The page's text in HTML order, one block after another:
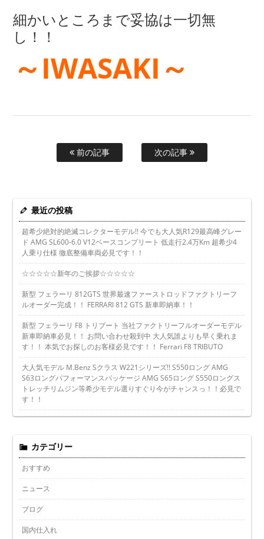
細かいところまで妥協は一切無
し！！
～IWASAKI～
前の記事 次の記事
最近の投稿
超希少絶対的絶滅コレクターモデル!! 今でも大人気R129最高峰グレー
ド AMG SL600-6.0 V12ベースコンプリート 低走行2.4万Km 超希少4
人乗り仕様 徹底整備車両必見です！！
☆☆☆☆☆新年のご挨拶☆☆☆☆☆
新型 フェラーリ 812GTS 世界最速ファーストロッドファクトリーフ
ルオーダー完成！！ FERRARI 812 GTS 新車即納車！！
新型 フェラーリ F8 トリブート 当社ファクトリーフルオーダーモデル
新車即納車必見！！ お問い合わせ殺到中 大人気誰よりも早く乗れま
す！！ 本気でお探しのお客様必見です！！ Ferrari F8 TRIBUTO
大人気モデル M.Benz Sクラス W221シリーズ!! S550ロング AMG
S63ロングパフォーマンスパッケージ AMG S65ロング S550ロングス
トレッチリムジン等希少モデル選りすぐり今がチャンスっ！！必見で
す！！
カテゴリー
おすすめ
ニュース
ブログ
国内仕入れ